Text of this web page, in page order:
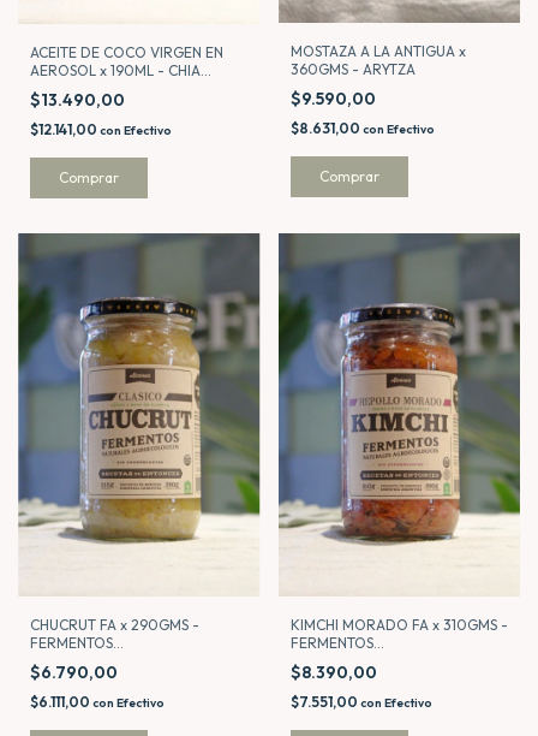
ACEITE DE COCO VIRGEN EN
AEROSOL x 190ML - CHIA
GRAAL
$13.490,00
$12.141,00 con Efectivo
MOSTAZA A LA ANTIGUA x
360GMS - ARYTZA
$9.590,00
$8.631,00 con Efectivo
CHUCRUT FA x 290GMS -
FERMENTOS
AGROECOLOGICOS BY
ALCARAZ
$6.790,00
$6.111,00 con Efectivo
KIMCHI MORADO FA x 310GMS -
FERMENTOS
AGROECOLOGICOS BY
ALCARAZ
$8.390,00
$7.551,00 con Efectivo